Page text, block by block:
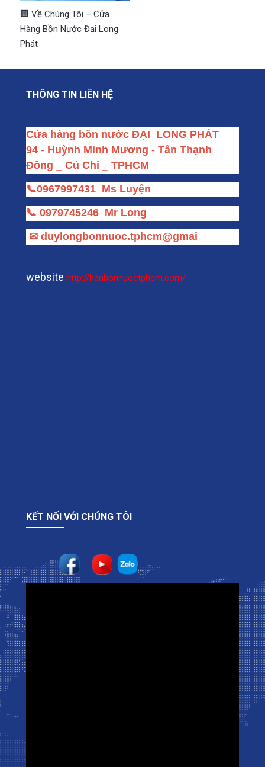
🏢 Về Chúng Tôi – Cửa
Hàng Bồn Nước Đại Long
Phát
THÔNG TIN LIÊN HỆ
Cửa hàng bồn nước ĐẠI  LONG PHÁT
94 - Huỳnh Minh Mương - Tân Thạnh
Đông _ Củ Chi _ TPHCM
📞0967997431 Ms Luyện
📞 0979745246 Mr Long
✉ duylongbonnuoc.tphcm@gmai
website http://hanbonnuoctphcm.com/
KẾT NỐI VỚI CHÚNG TÔI